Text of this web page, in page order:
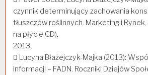
czynnik determinujący zachowania
tłuszczów roślinnych. Marketing i
na płycie CD).
2013:
 Lucyna Błażejczyk-Majka (2013):
informacji – FADN. Roczniki Dziejów